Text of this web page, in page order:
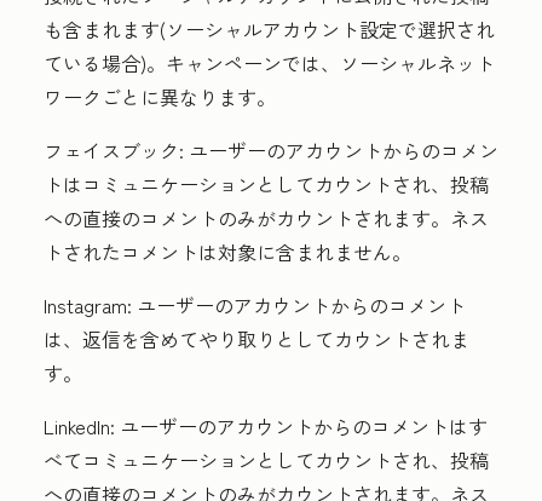
も含まれます(ソーシャルアカウント設定で選択され
ている場合)。 キャンペーンでは、
ソーシャルネット
ワークごとに異なります。
フェイスブック: ユーザーのアカウントからのコメン
トはコミュニケーションとしてカウントされ、投稿
への直接のコメントのみがカウントされます。ネス
トされたコメントは対象に含まれません。
Instagram: ユーザーのアカウントからのコメント
は、返信を含めてやり取りとしてカウントされま
す。
LinkedIn: ユーザーのアカウントからのコメントはす
べてコミュニケーションとしてカウントされ、投稿
への直接のコメントのみがカウントされます。ネス